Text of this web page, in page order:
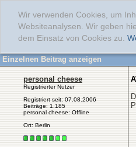
Wir verwenden Cookies, um
Websiteanalysen. Wir geben
dem Einsatz von Cookies zu.
Einzelnen Beitrag anzeigen
personal cheese
Registrierter Nutzer
Registriert seit: 07.08.2006
Beiträge: 1.185
personal cheese: Offline
Ort: Berlin